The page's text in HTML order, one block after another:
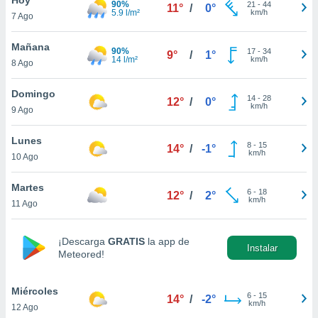
en
más
nuestra
de
aceptar
de
7 Ago
90%
5.9 l/m²
11° / 0° 21 - 44
km/h
Mañana
8 Ago
90%
14 l/m²
9° / 1° 17- 34
km/h
Domingo
9 Ago
12° / 0° 14- 28
km/h
Lunes
10 Ago
14° / -1° 8- 15
km/h
Martes
11 Ago
12° / 2° 6- 18
km/h
¡Descarga GRATIS la app de
Meteored!
Instalar
Miércoles
12 Ago
14° / -2° 6- 15
km/h